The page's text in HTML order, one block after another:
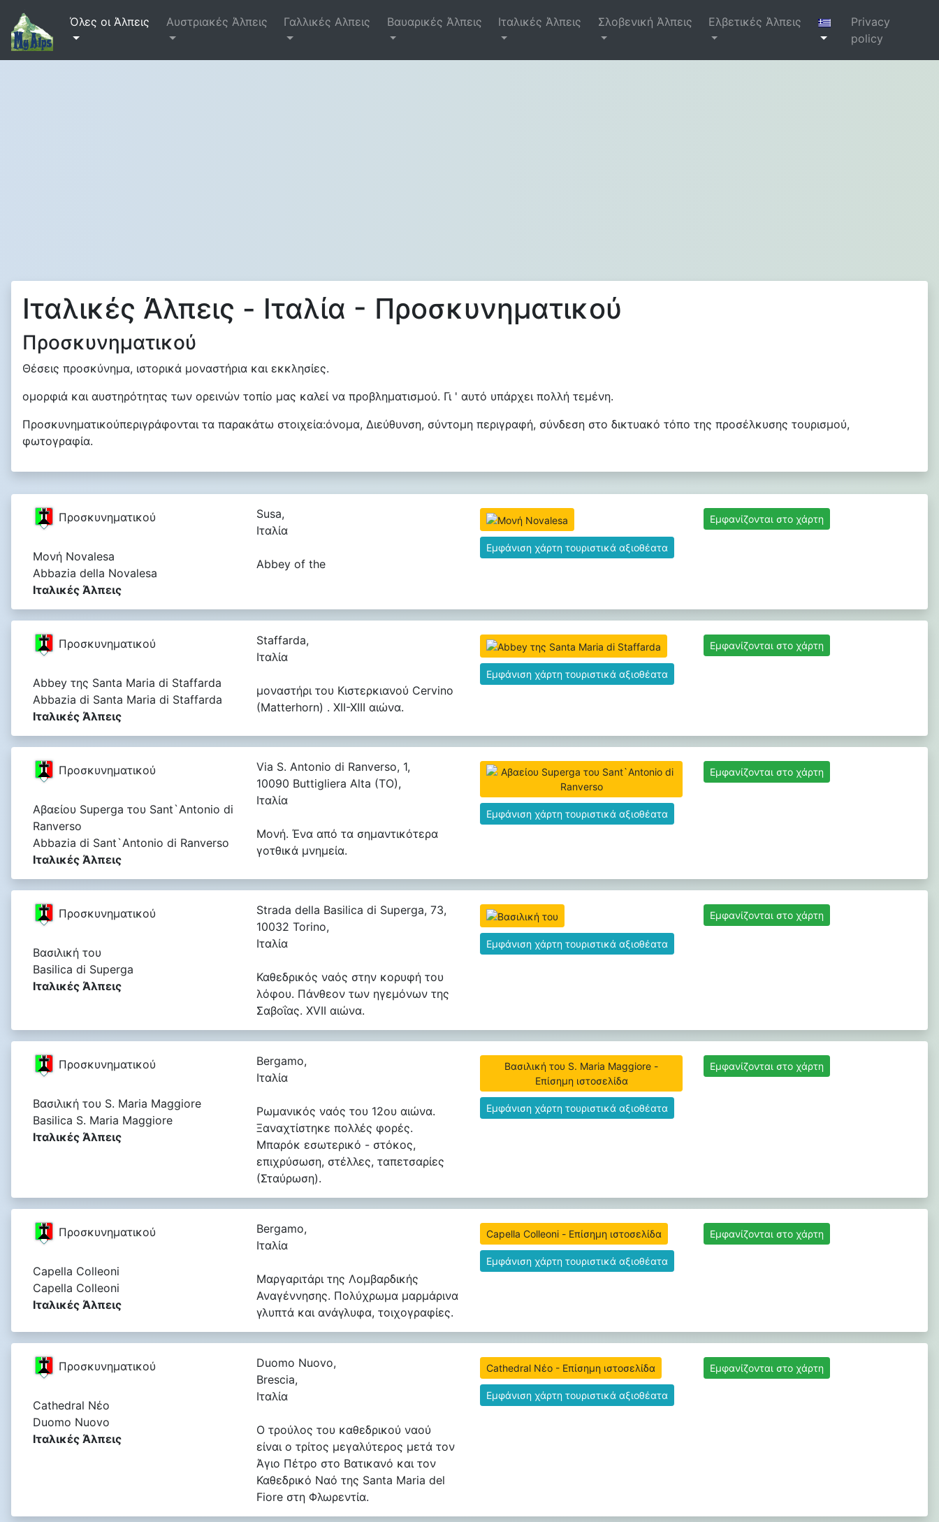
Όλες οι Άλπεις Αυστριακές Άλπεις Γαλλικές Αλπεις Βαυαρικές Άλπεις Ιταλικές Άλπεις Σλοβενική Άλπεις Ελβετικές Άλπεις
Privacy
policy
Ιταλικές Άλπεις - Ιταλία - Προσκυνηματικού
Προσκυνηματικού
Θέσεις προσκύνημα, ιστορικά μοναστήρια και εκκλησίες.
ομορφιά και αυστηρότητας των ορεινών τοπίο μας καλεί να προβληματισμού. Γι ' αυτό υπάρχει πολλή τεμένη.
Προσκυνηματικούπεριγράφονται τα παρακάτω στοιχεία:όνομα, Διεύθυνση, σύντομη περιγραφή, σύνδεση στο δικτυακό τόπο της προσέλκυσης τουρισμού,
φωτογραφία.
Προσκυνηματικού
Μονή Novalesa
Abbazia della Novalesa
Ιταλικές Άλπεις
Susa,
Ιταλία
Abbey of the
Εμφάνιση χάρτη τουριστικά αξιοθέατα
Εμφανίζονται στο χάρτη
Προσκυνηματικού
Abbey της Santa Maria di Staffarda
Abbazia di Santa Maria di Staffarda
Ιταλικές Άλπεις
Staffarda,
Ιταλία
μοναστήρι του Κιστερκιανού Cervino
(Matterhorn) . XII-XIII αιώνα.
Εμφάνιση χάρτη τουριστικά αξιοθέατα
Εμφανίζονται στο χάρτη
Προσκυνηματικού
Αβαείου Superga του Sant`Antonio di
Ranverso
Abbazia di Sant`Antonio di Ranverso
Ιταλικές Άλπεις
Via S. Antonio di Ranverso, 1,
10090 Buttigliera Alta (TO),
Ιταλία
Μονή. Ένα από τα σημαντικότερα
γοτθικά μνημεία.
Εμφάνιση χάρτη τουριστικά αξιοθέατα
Εμφανίζονται στο χάρτη
Προσκυνηματικού
Βασιλική του
Basilica di Superga
Ιταλικές Άλπεις
Strada della Basilica di Superga, 73,
10032 Torino,
Ιταλία
Καθεδρικός ναός στην κορυφή του
λόφου. Πάνθεον των ηγεμόνων της
Σαβοΐας. XVII αιώνα.
Εμφάνιση χάρτη τουριστικά αξιοθέατα
Εμφανίζονται στο χάρτη
Προσκυνηματικού
Βασιλική του S. Maria Maggiore
Basilica S. Maria Maggiore
Ιταλικές Άλπεις
Bergamo,
Ιταλία
Ρωμανικός ναός του 12ου αιώνα.
Ξαναχτίστηκε πολλές φορές.
Μπαρόκ εσωτερικό - στόκος,
επιχρύσωση, στέλλες, ταπετσαρίες
(Σταύρωση).
Βασιλική του S. Maria Maggiore -
Επίσημη ιστοσελίδα
Εμφάνιση χάρτη τουριστικά αξιοθέατα
Εμφανίζονται στο χάρτη
Προσκυνηματικού
Capella Colleoni
Capella Colleoni
Ιταλικές Άλπεις
Bergamo,
Ιταλία
Μαργαριτάρι της Λομβαρδικής
Αναγέννησης. Πολύχρωμα μαρμάρινα
γλυπτά και ανάγλυφα, τοιχογραφίες.
Capella Colleoni - Επίσημη ιστοσελίδα
Εμφάνιση χάρτη τουριστικά αξιοθέατα
Εμφανίζονται στο χάρτη
Προσκυνηματικού
Cathedral Νέο
Duomo Nuovo
Ιταλικές Άλπεις
Duomo Nuovo,
Brescia,
Ιταλία
Ο τρούλος του καθεδρικού ναού
είναι ο τρίτος μεγαλύτερος μετά τον
Άγιο Πέτρο στο Βατικανό και τον
Καθεδρικό Ναό της Santa Maria del
Fiore στη Φλωρεντία.
Cathedral Νέο - Επίσημη ιστοσελίδα
Εμφάνιση χάρτη τουριστικά αξιοθέατα
Εμφανίζονται στο χάρτη